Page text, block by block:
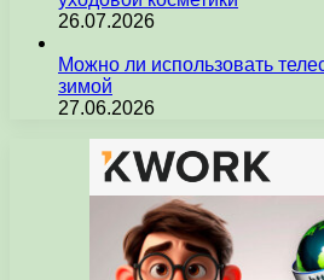
26.07.2026
Можно ли использовать
зимой
27.06.2026